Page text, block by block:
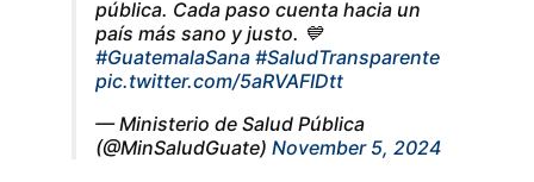
pública. Cada paso cuenta hacia un
país más sano y justo. 💙
#GuatemalaSana #SaludTransparente
pic.twitter.com/5aRVAFIDtt
— Ministerio de Salud Pública
(@MinSaludGuate) November 5, 2024